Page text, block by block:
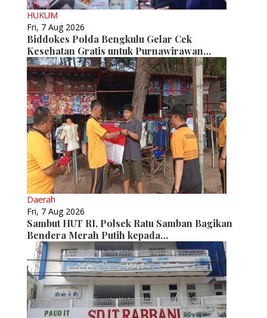
HUKUM
Fri, 7 Aug 2026
Biddokes Polda Bengkulu Gelar Cek
Kesehatan Gratis untuk Purnawirawan…
Daerah
Fri, 7 Aug 2026
Sambut HUT RI, Polsek Ratu Samban Bagikan
Bendera Merah Putih kepada…